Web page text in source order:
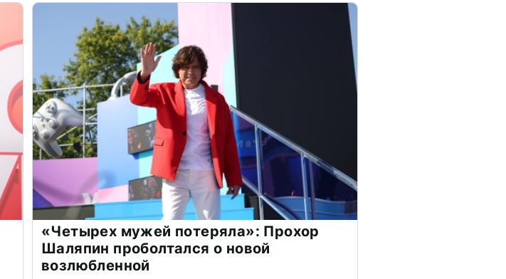
«Четырех мужей потеряла»: Прохор
Шаляпин проболтался о новой
возлюбленной